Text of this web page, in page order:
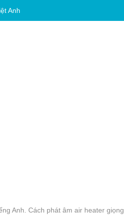
Anh
Anh. Cách phát âm air heater giọng